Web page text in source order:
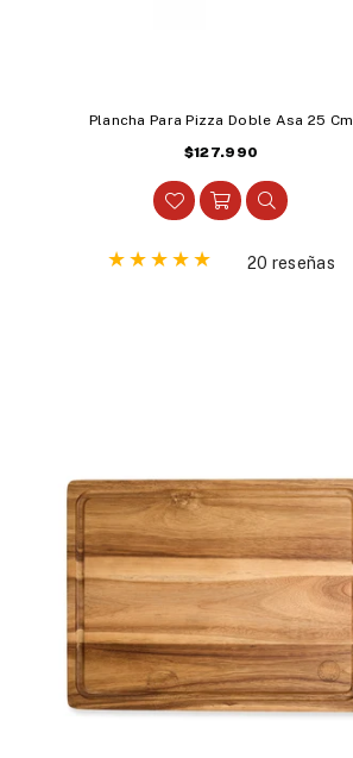
Plancha Para Pizza Doble Asa 25 Cm
Precio
$127.990
20 reseñas